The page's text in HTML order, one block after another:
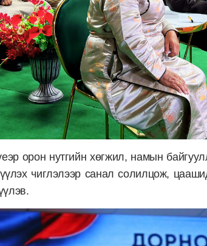
орон нутгийн хөгжил, намын
чиглэлээр санал солилцож,